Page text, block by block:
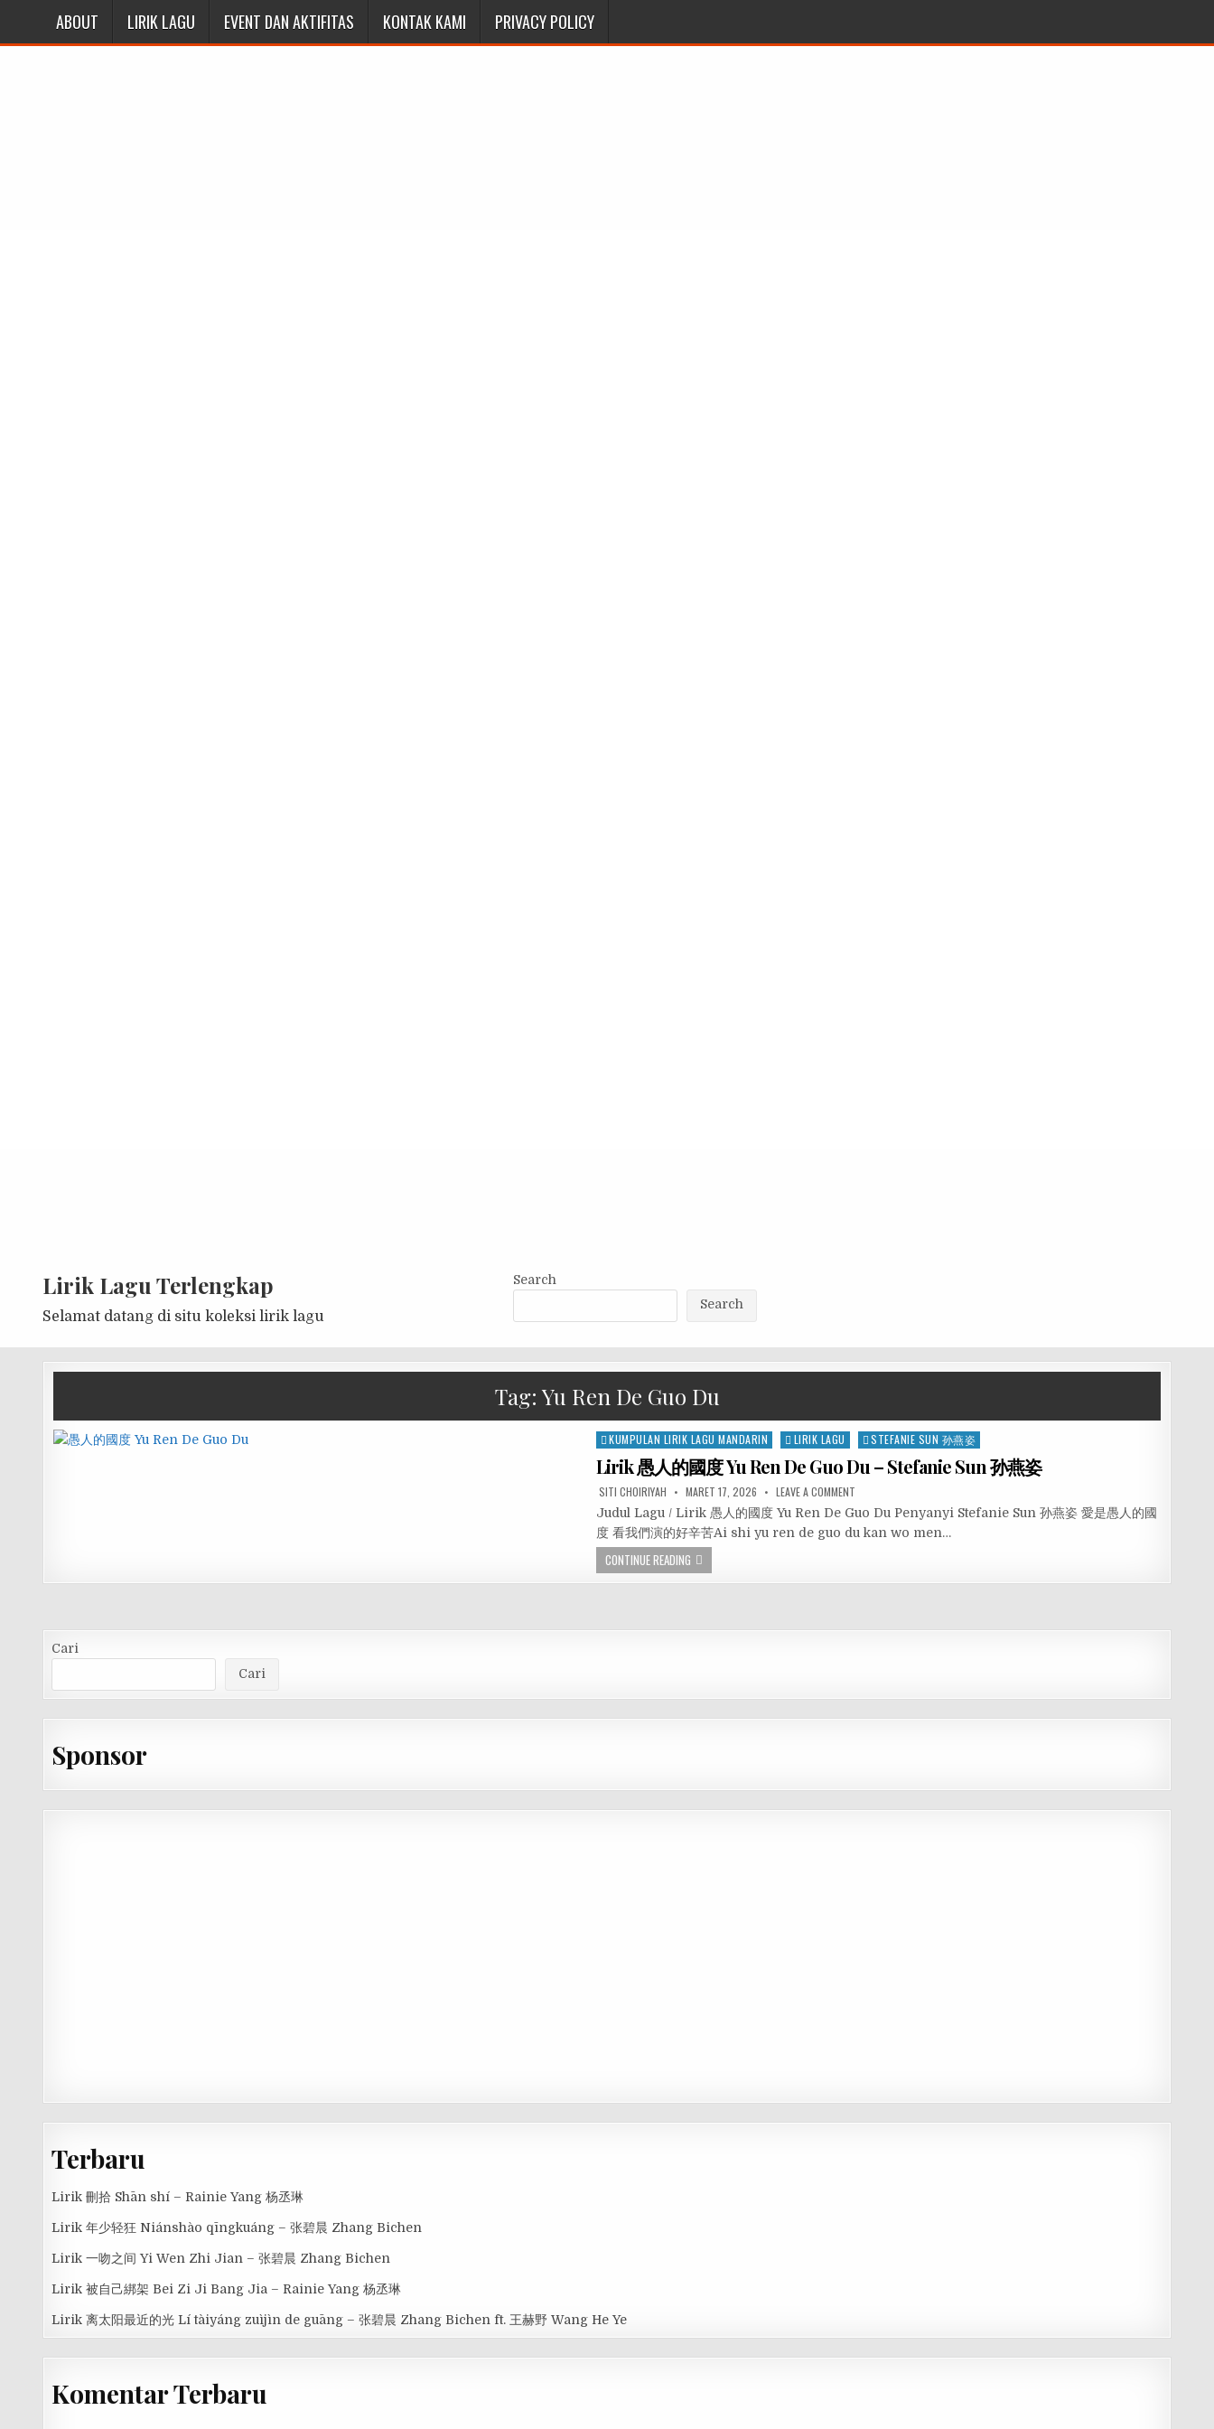
ABOUT LIRIK LAGU EVENT DAN AKTIFITAS KONTAK KAMI PRIVACY POLICY
Lirik Lagu Terlengkap
Selamat datang di situ koleksi lirik lagu
Search
Search
Tag:Yu Ren De Guo Du
Posted
in
KUMPULAN LIRIK LAGU MANDARIN LIRIK LAGU STEFANIE SUN 孙燕姿
Lirik 愚人的國度 Yu Ren De Guo Du – Stefanie Sun 孙燕姿
SITI CHOIRIYAH MARET 17, 2026 LEAVE A COMMENT
Judul Lagu / Lirik 愚人的國度 Yu Ren De Guo Du Penyanyi Stefanie Sun 孙燕姿 愛是愚人的國
度 看我們演的好辛苦Ai shi yu ren de guo du kan wo men…
CONTINUE READING
Cari
Cari
Sponsor
Terbaru
Lirik 刪拾 Shān shí – Rainie Yang 杨丞琳
Lirik 年少轻狂 Niánshào qīngkuáng – 张碧晨 Zhang Bichen
Lirik 一吻之间 Yi Wen Zhi Jian – 张碧晨 Zhang Bichen
Lirik 被自己綁架 Bei Zi Ji Bang Jia – Rainie Yang 杨丞琳
Lirik 离太阳最近的光 Lí tàiyáng zuìjìn de guāng – 张碧晨 Zhang Bichen ft. 王赫野 Wang He Ye
Komentar Terbaru